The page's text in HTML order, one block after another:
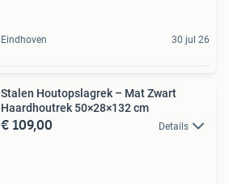
Eindhoven 30 jul 26
Stalen Houtopslagrek – Mat Zwart
Haardhoutrek 50×28×132 cm
€ 109,00 Details